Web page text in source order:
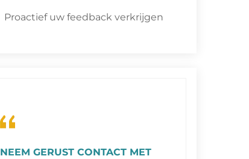
Proactief uw feedback verkrijgen
NEEM GERUST CONTACT MET